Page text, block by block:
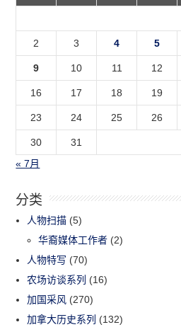
2 3 4 5
9 10 11 12
16 17 18 19
23 24 25 26
30
31
« 7月
分类
人物扫描 (5)
华裔媒体工作者 (2)
人物特写 (70)
农场访谈系列 (16)
加国采风 (270)
加拿大历史系列 (132)